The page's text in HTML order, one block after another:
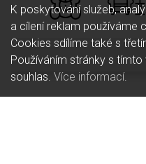
K poskytování služeb,
a cílení reklam používáme
Cookies sdílíme také s
Používáním stránky s tímto
souhlas. Více informací.